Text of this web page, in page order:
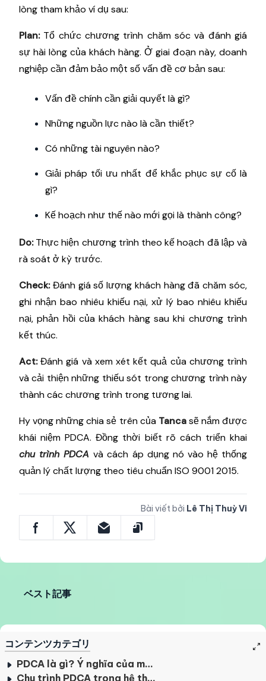
lòng tham khảo ví dụ sau:
Plan: Tổ chức chương trình chăm sóc và đánh giá
sự hài lòng của khách hàng. Ở giai đoạn này, doanh
nghiệp cần đảm bảo một số vấn đề cơ bản sau:
Vấn đề chính cần giải quyết là gì?
Những nguồn lực nào là cần thiết?
Có những tài nguyên nào?
Giải pháp tối ưu nhất để khắc phục sự cố là
gì?
Kế hoạch như thế nào mới gọi là thành công?
Do:Thực hiện chương trình theo kế hoạch đã lập và
rà soát ở kỳ trước.
Check:Đánh giá số lượng khách hàng đã chăm sóc,
ghi nhận bao nhiêu khiếu nại, xử lý bao nhiêu khiếu
nại, phản hồi của khách hàng sau khi chương trình
kết thúc.
Act:Đánh giá và xem xét kết quả của chương trình
và cải thiện những thiếu sót trong chương trình này
thành các chương trình trong tương lai.
Hy vọng những chia sẻ trên của Tancasẽ nắm được
khái niệm PDCA. Đồng thời biết rõ cách triển khai
chu trình PDCAvà cách áp dụng nó vào hệ thống
quản lý chất lượng theo tiêu chuẩn ISO 9001 2015.
Bài viết bởi Lê Thị Thuỳ Vi
ベスト記事
コンテンツカテゴリ
PDCA là gì? Ý nghĩa của mô hình PDCA
Chu trình PDCA trong hệ thống quản lý chất lượng